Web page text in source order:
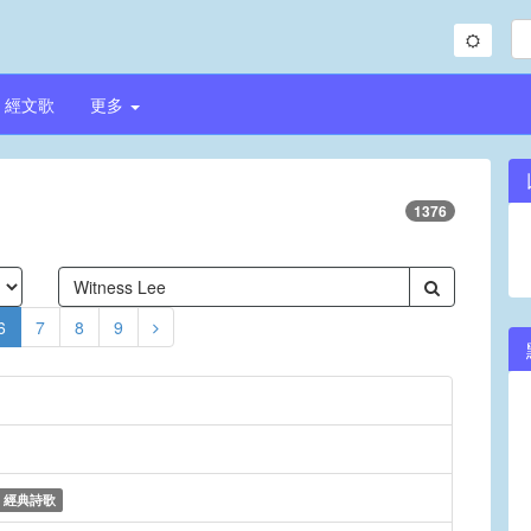
經文歌 更多
1376
7 8 9
經典詩歌